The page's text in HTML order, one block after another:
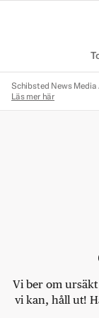
Schibsted News
Läs mer här
Vi ber om
vi kan, håll ut!